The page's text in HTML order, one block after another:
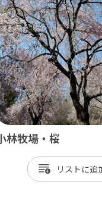
林牧場・桜
リスト